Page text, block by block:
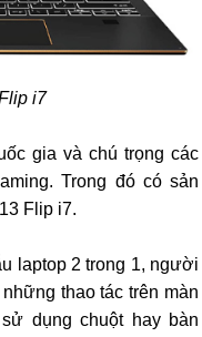
i7
gia và chú trọng các
Trong đó có sản
Flip i7.
laptop 2 trong 1, người
thao tác trên màn
dụng chuột hay bàn